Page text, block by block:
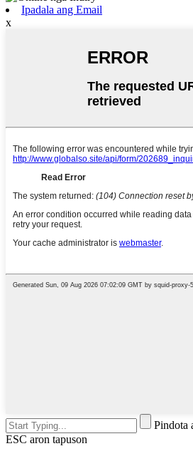
Ipadala ang Email
x
Pindota
ESC aron tapuson